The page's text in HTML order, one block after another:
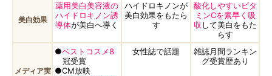
美白効果
薬用美白美容液の
ハイドロキノン誘
導体が美白へ導く
ハイドロキノンが
美白効果をもたら
す
酸化しやすいビタ
ミンCを素早く吸
収 して美白をもた
らす
メディア実
●ベストコスメ8
冠受賞
●CM放映
女性誌で話題
雑誌月間ランキン
グ受賞歴あり